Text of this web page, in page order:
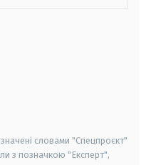
словами "Спецпроєкт"
з позначкою "Експерт",